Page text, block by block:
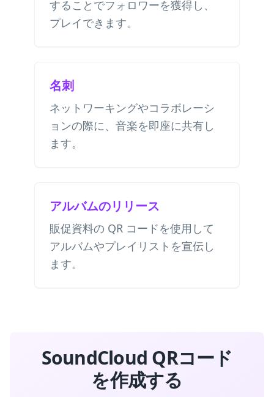
することでフォロワーを獲得し、
プレイできます。
名刺
ネットワーキングやコラボレーシ
ョンの際に、音楽を即座に共有し
ます。
アルバムのリリース
販促資料の QR コードを使用して
アルバムやプレイリストを宣伝し
ます。
SoundCloud QRコード
を作成する